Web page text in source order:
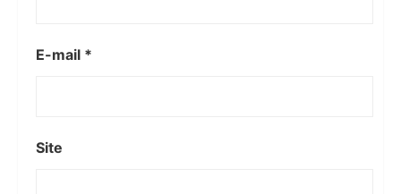
E-mail *
Site